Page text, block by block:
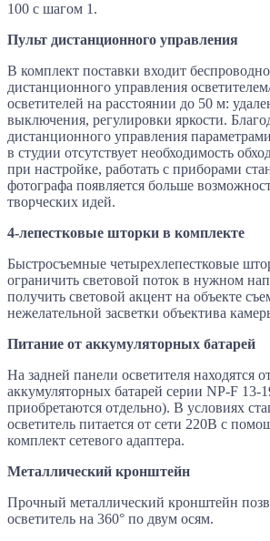
100 с шагом 1.
Пульт дистанционного управления
В комплект поставки входит
дистанционного управления
осветителей на расстоянии до 50 м:
выключения, регулировки яркости.
дистанционного управления
в студии отсутствует необходимость
при настройке, работать с приборами
фотографа появляется больше
творческих идей.
4-лепестковые шторки в комплекте
Быстросъемные четырехлепестковые
ограничить световой поток в нужном
получить световой акцент на объекте
нежелательной засветки объектива
Питание от аккумуляторных батарей
На задней панели осветителя находятся
аккумуляторных батарей серии NP-F 13-
приобретаются отдельно). В условиях
осветитель питается от сети 220В с
комплект сетевого адаптера.
Металлический кронштейн
Прочный металлический кронштейн
осветитель на 360° по двум осям.